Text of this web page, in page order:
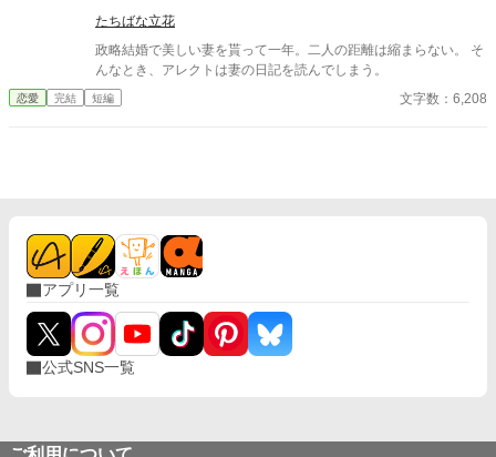
たちばな立花
政略結婚で美しい妻を貰って一年。二人の距離は縮まらない。 そ
んなとき、アレクトは妻の日記を読んでしまう。
恋愛 完結 短編 文字数：6,208
アプリ一覧
公式SNS一覧